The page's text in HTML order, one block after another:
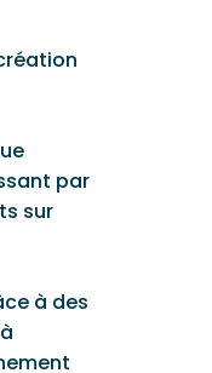
par
sur
à des